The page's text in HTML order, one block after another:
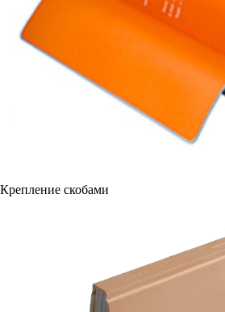
Крепление скобами